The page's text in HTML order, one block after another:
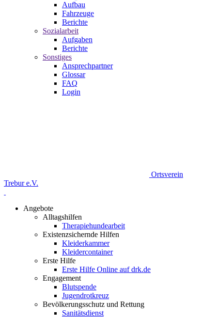
Aufbau
Fahrzeuge
Berichte
Sozialarbeit
Aufgaben
Berichte
Sonstiges
Ansprechpartner
Glossar
FAQ
Login
Ortsverein
Trebur e.V.
Angebote
Alltagshilfen
Therapiehundearbeit
Existenzsichernde Hilfen
Kleiderkammer
Kleidercontainer
Erste Hilfe
Erste Hilfe Online auf drk.de
Engagement
Blutspende
Jugendrotkreuz
Bevölkerungsschutz und Rettung
Sanitätsdienst